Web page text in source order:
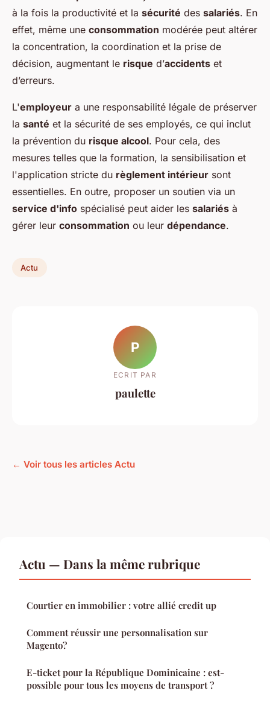
à la fois la productivité et la sécurité des salariés. En
effet, même une consommation modérée peut altérer
la concentration, la coordination et la prise de
décision, augmentant le risque d’accidents et
d’erreurs.
L'employeur a une responsabilité légale de préserver
la santé et la sécurité de ses employés, ce qui inclut
la prévention du risque alcool. Pour cela, des
mesures telles que la formation, la sensibilisation et
l'application stricte du règlement intérieur sont
essentielles. En outre, proposer un soutien via un
service d'info spécialisé peut aider les salariés à
gérer leur consommation ou leur dépendance.
Actu
P
ECRIT PAR
paulette
← Voir tous les articles Actu
Actu — Dans la même rubrique
Courtier en immobilier : votre allié credit up
Comment réussir une personnalisation sur
Magento?
E-ticket pour la République Dominicaine : est-
possible pour tous les moyens de transport ?